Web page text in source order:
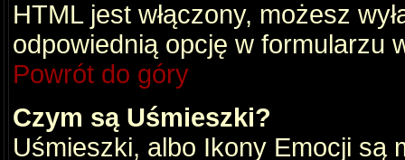
HTML jest włączony, możesz
odpowiednią opcję w formularzu
Powrót do góry
Czym są Uśmieszki?
Uśmieszki, albo Ikony Emocji są